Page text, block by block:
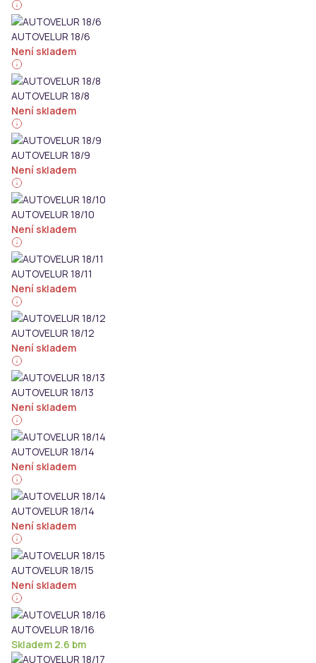
AUTOVELUR 18/6
Není skladem
AUTOVELUR 18/8
Není skladem
AUTOVELUR 18/9
Není skladem
AUTOVELUR 18/10
Není skladem
AUTOVELUR 18/11
Není skladem
AUTOVELUR 18/12
Není skladem
AUTOVELUR 18/13
Není skladem
AUTOVELUR 18/14
Není skladem
AUTOVELUR 18/14
Není skladem
AUTOVELUR 18/15
Není skladem
AUTOVELUR 18/16
Skladem 2.6 bm